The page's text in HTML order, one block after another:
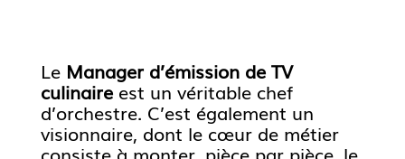
Le Manager d’émission de TV
culinaireest un véritable chef
d’orchestre. C’est également un
visionnaire, dont le cœur de métier
consiste à monter, pièce par pièce, le